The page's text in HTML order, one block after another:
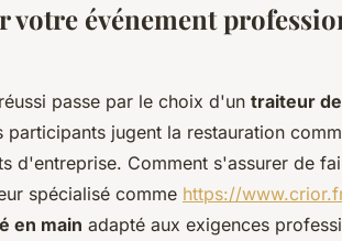
événement
passe par le choix d'un traiteur
jugent la restauration
d'entreprise. Comment s'assurer de
spécialisé comme https://
en main adapté aux exigences